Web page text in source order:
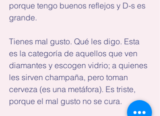
porque tengo buenos reflejos y D-s es
grande.
Tienes mal gusto. Qué les digo. Esta
es la categoría de aquellos que ven
diamantes y escogen vidrio; a quienes
les sirven champaña, pero toman
cerveza (es una metáfora). Es triste,
porque el mal gusto no se cura.